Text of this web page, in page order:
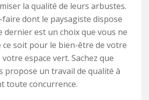
la qualité de leurs arbustes.
faire dont le paysagiste dispose
dernier est un choix que vous ne
soit pour le bien-être de votre
espace vert. Sachez que
propose un travail de qualité à
toute concurrence.